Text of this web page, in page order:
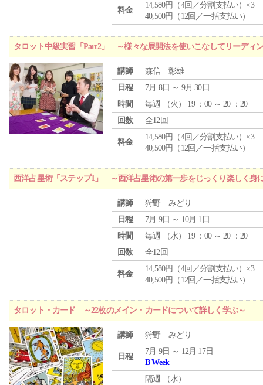
料金
14,580円（4回／分割支払い）×3
40,500円（12回／一括支払い）
タロット中級実習「Part2」 ～様々な展開法を使いこなしてリーディ
講師
森信 彰雄
日程
7月 8日 ～ 9月 30日
時間
毎週 （火 ） 19 ：00 ～ 20 ：20
回数
全12回
料金
14,580円（4回／分割支払い）×3
40,500円（12回／一括支払い）
西洋占星術「ステップ1」 ～西洋占星術の第一歩をじっくり楽しく身
講師
狩野 みどり
日程
7月 9日 ～ 10月 1日
時間
毎週 （水） 19 ：00 ～ 20 ：20
回数
全12回
料金
14,580円（4回／分割支払い）×3
40,500円（12回／一括支払い）
タロット・カード ～22枚のメイン・カードについて詳しく学ぶ～
講師 狩野 みどり
日程
7月 9日 ～ 12月 17日
B Week
隔週 （水）